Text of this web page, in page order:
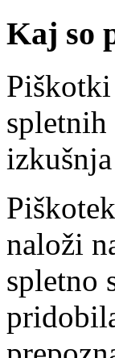
Kaj so
Piškotki
spletnih
naloži
spletno